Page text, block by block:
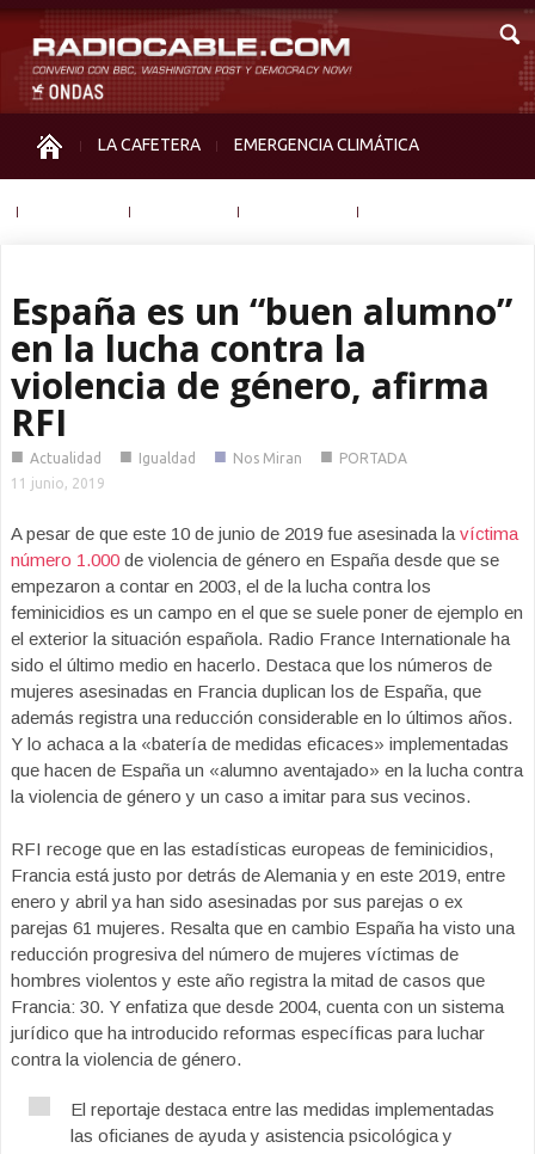
LA CAFETERA EMERGENCIA CLIMÁTICA
España es un “buen alumno”
en la lucha contra la
violencia de género, afirma
RFI
■ Actualidad ■ Igualdad ■ Nos Miran ■ PORTADA
11 junio, 2019
A pesar de que este 10 de junio de 2019 fue asesinada la víctima
número 1.000 de violencia de género en España desde que se
empezaron a contar en 2003, el de la lucha contra los
feminicidios es un campo en el que se suele poner de ejemplo en
el exterior la situación española. Radio France Internationale ha
sido el último medio en hacerlo. Destaca que los números de
mujeres asesinadas en Francia duplican los de España, que
además registra una reducción considerable en lo últimos años.
Y lo achaca a la «batería de medidas eficaces» implementadas
que hacen de España un «alumno aventajado» en la lucha contra
la violencia de género y un caso a imitar para sus vecinos.
RFI recoge que en las estadísticas europeas de feminicidios,
Francia está justo por detrás de Alemania y en este 2019, entre
enero y abril ya han sido asesinadas por sus parejas o ex
parejas 61 mujeres. Resalta que en cambio España ha visto una
reducción progresiva del número de mujeres víctimas de
hombres violentos y este año registra la mitad de casos que
Francia: 30. Y enfatiza que desde 2004, cuenta con un sistema
jurídico que ha introducido reformas específicas para luchar
contra la violencia de género.
El reportaje destaca entre las medidas implementadas
las oficianes de ayuda y asistencia psicológica y